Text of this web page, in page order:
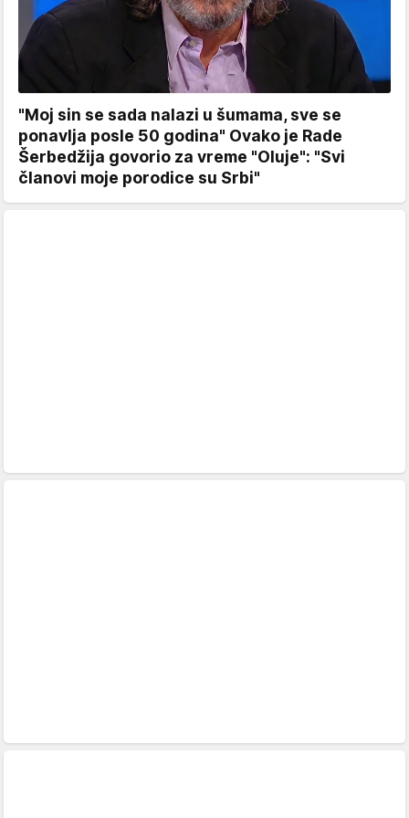
"Moj sin se sada nalazi u šumama, sve se
ponavlja posle 50 godina" Ovako je Rade
Šerbedžija govorio za vreme "Oluje": "Svi
članovi moje porodice su Srbi"